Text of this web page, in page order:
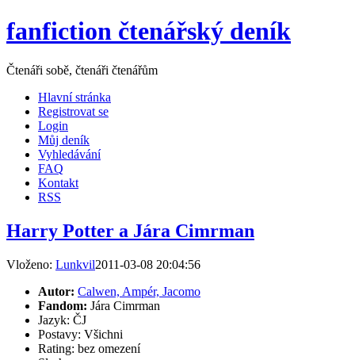
fanfiction čtenářský deník
Čtenáři sobě, čtenáři čtenářům
Hlavní stránka
Registrovat se
Login
Můj deník
Vyhledávání
FAQ
Kontakt
RSS
Harry Potter a Jára Cimrman
Vloženo: Lunkvil2011-03-08 20:04:56
Autor: Calwen, Ampér, Jacomo
Fandom: Jára Cimrman
Jazyk: ČJ
Postavy: Všichni
Rating: bez omezení